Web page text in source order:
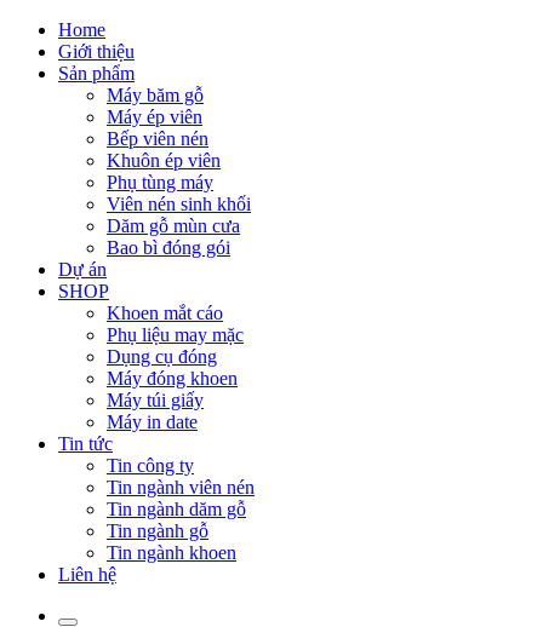
Home
Giới thiệu
Sản phẩm
Máy băm gỗ
Máy ép viên
Bếp viên nén
Khuôn ép viên
Phụ tùng máy
Viên nén sinh khối
Dăm gỗ mùn cưa
Bao bì đóng gói
Dự án
SHOP
Khoen mắt cáo
Phụ liệu may mặc
Dụng cụ đóng
Máy đóng khoen
Máy túi giấy
Máy in date
Tin tức
Tin công ty
Tin ngành viên nén
Tin ngành dăm gỗ
Tin ngành gỗ
Tin ngành khoen
Liên hệ